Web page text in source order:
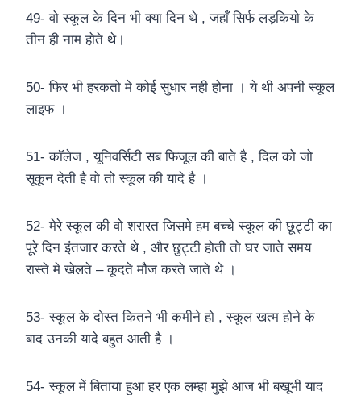
49- वो स्कूल के दिन भी क्या दिन थे , जहाँ सिर्फ लड़कियो के
तीन ही नाम होते थे।
50- फिर भी हरकतो मे कोई सुधार नही होना । ये थी अपनी स्कूल
लाइफ ।
51- कॉलेज , यूनिवर्सिटी सब फिजूल की बाते है , दिल को जो
सूकून देती है वो तो स्कूल की यादे है ।
52- मेरे स्कूल की वो शरारत जिसमे हम बच्चे स्कूल की छूट्टी का
पूरे दिन इंतजार करते थे , और छुट्टी होती तो घर जाते समय
रास्ते मे खेलते – कूदते मौज करते जाते थे ।
53- स्कूल के दोस्त कितने भी कमीने हो , स्कूल खत्म होने के
बाद उनकी यादे बहुत आती है ।
54- स्कूल में बिताया हुआ हर एक लम्हा मुझे आज भी बखूभी याद